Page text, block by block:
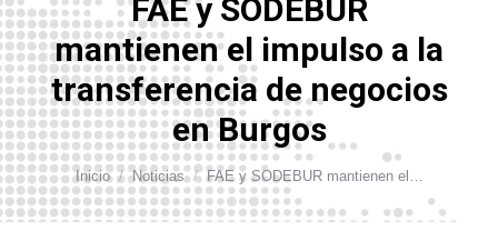
FAE y SODEBUR
mantienen el impulso a la
transferencia de negocios
en Burgos
Estás aquí:
Inicio Noticias FAE y SODEBUR mantienen el…